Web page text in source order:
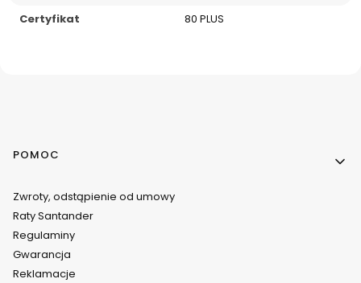
Certyfikat
80 PLUS
Linki w stopce
POMOC
Zwroty, odstąpienie od umowy
Raty Santander
Regulaminy
Gwarancja
Reklamacje